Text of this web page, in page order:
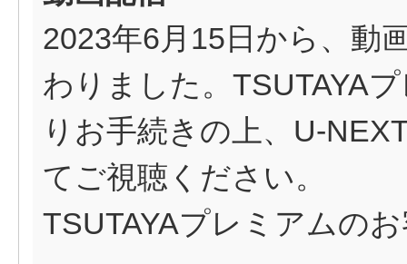
2023年6月15日から、動
わりました。TSUTAYA
りお手続きの上、U-
てご視聴ください。
TSUTAYAプレミアムの